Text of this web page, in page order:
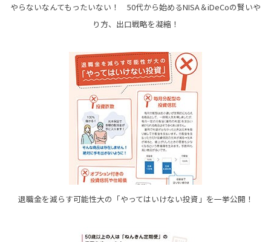
やらないなんてもったいない！ 50代から始めるNISA＆iDeCoの賢いや
り方、出口戦略を凝縮！
退職金を減らす可能性大の「やってはいけない投資」を一挙公開！